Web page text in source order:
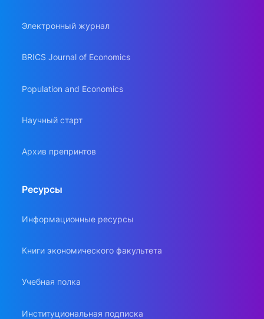
Электронный журнал
BRICS Journal of Economics
Population and Economics
Научный старт
Архив препринтов
Ресурсы
Информационные ресурсы
Книги экономического факультета
Учебная полка
Институциональная подписка